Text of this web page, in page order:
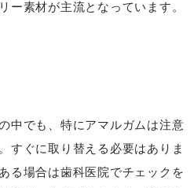
ー素材が主流となっています。
中でも、特にアマルガムは注意
すぐに取り替える必要はありま
る場合は歯科医院でチェックを